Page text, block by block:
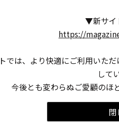
で
▼新サイ
https://
では、より快適にご利用いた
して
今後とも変わらぬご愛顧のほ
閉